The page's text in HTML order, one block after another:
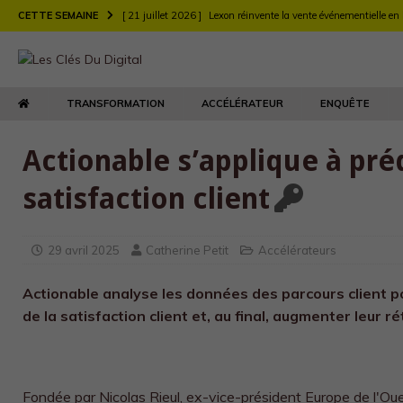
CETTE SEMAINE [ 21 juillet 2026 ] Lexon réinvente la vente événementielle en
TRANSFORMATION
[ 21 juillet 2026 ] Le retour produit : un enjeu de relation
[ 21 juillet 2026 ] Agents d’IA : l’Autorité de la concurrence
TRANSFORMATION ACCÉLÉRATEUR ENQUÊTE
Actionable s’applique à
satisfaction client
29 avril 2025 Catherine Petit Accélérateurs
Actionable analyse les données des parcours client
de la satisfaction client et, au final, augmenter leur
Fondée par Nicolas Rieul, ex-vice-président Europe de